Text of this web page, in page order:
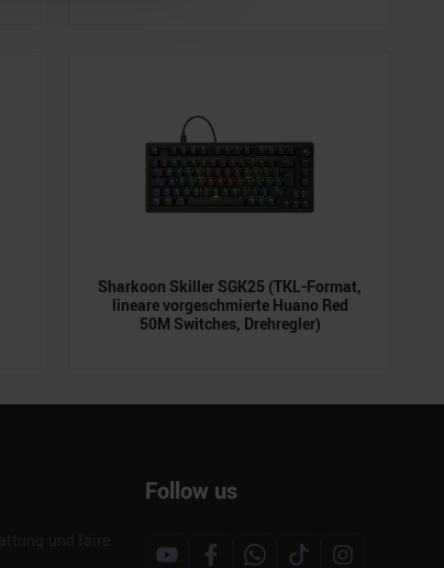
Sharkoon Skiller SGK25 (TKL-Format,
lineare vorgeschmierte Huano Red
50M Switches, Drehregler)
Follow us